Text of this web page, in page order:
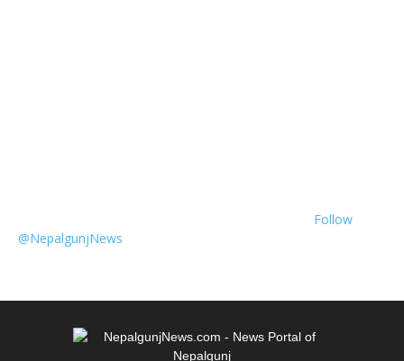
Follow
@NepalgunjNews